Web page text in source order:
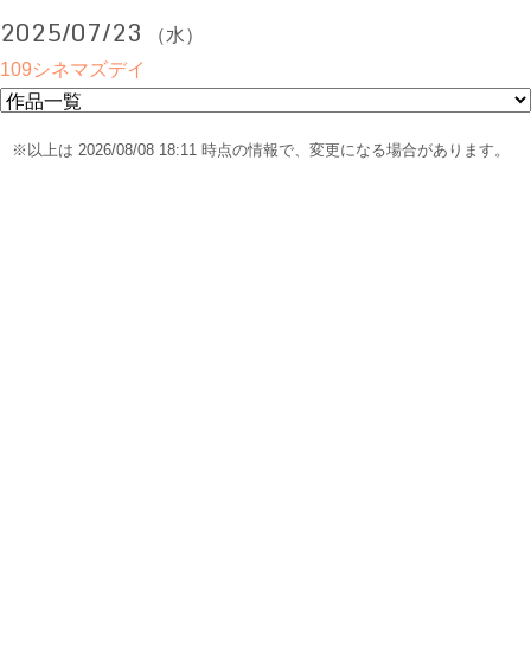
2025/07/23
（水）
109シネマズデイ
※以上は 2026/08/08 18:11 時点の情報で、変更になる場合があります。